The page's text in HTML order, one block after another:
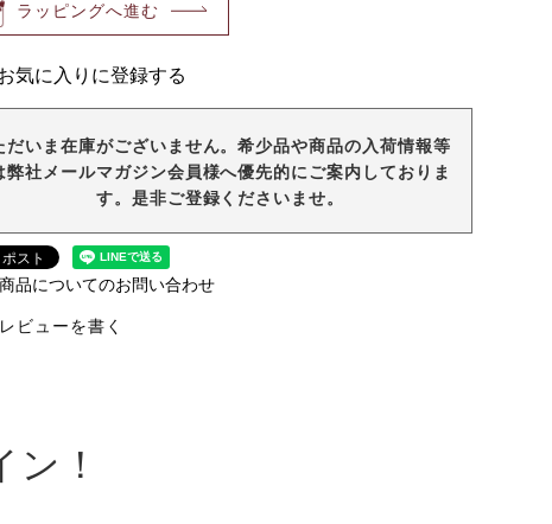
ラッピングへ進む
気に入りに登録する
だいま在庫がございません。希少品や商品の入荷情報等
弊社メールマガジン会員様へ優先的にご案内しておりま
す。是非ご登録くださいませ。
商品についてのお問い合わせ
レビューを書く
！